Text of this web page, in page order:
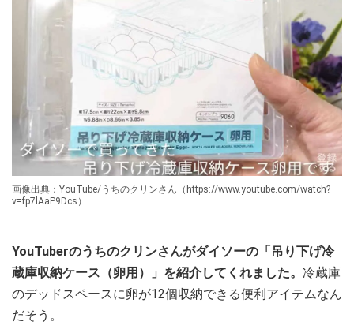
画像出典：YouTube/うちのクリンさん（https://www.youtube.com/watch?
v=fp7lAaP9Dcs）
YouTuberのうちのクリンさんがダイソーの「吊り下げ冷
蔵庫収納ケース（卵用）」を紹介してくれました。 冷蔵庫
のデッドスペースに卵が12個収納できる便利アイテムなん
だそう。